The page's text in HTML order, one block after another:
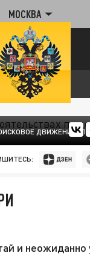
МОСКВА
ДВИЖЕНИЕ
и неожиданно